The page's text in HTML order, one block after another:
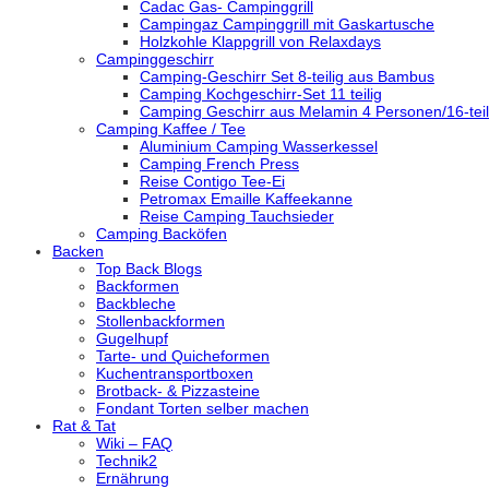
Cadac Gas- Campinggrill
Campingaz Campinggrill mit Gaskartusche
Holzkohle Klappgrill von Relaxdays
Campinggeschirr
Camping-Geschirr Set 8-teilig aus Bambus
Camping Kochgeschirr-Set 11 teilig
Camping Geschirr aus Melamin 4 Personen/16-
Camping Kaffee / Tee
Aluminium Camping Wasserkessel
Camping French Press
Reise Contigo Tee-Ei
Petromax Emaille Kaffeekanne
Reise Camping Tauchsieder
Camping Backöfen
Backen
Top Back Blogs
Backformen
Backbleche
Stollenbackformen
Gugelhupf
Tarte- und Quicheformen
Kuchentransportboxen
Brotback- & Pizzasteine
Fondant Torten selber machen
Rat & Tat
Wiki – FAQ
Technik2
Ernährung